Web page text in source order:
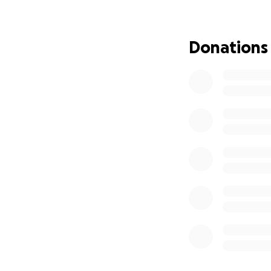
¡Gracias por
Donations